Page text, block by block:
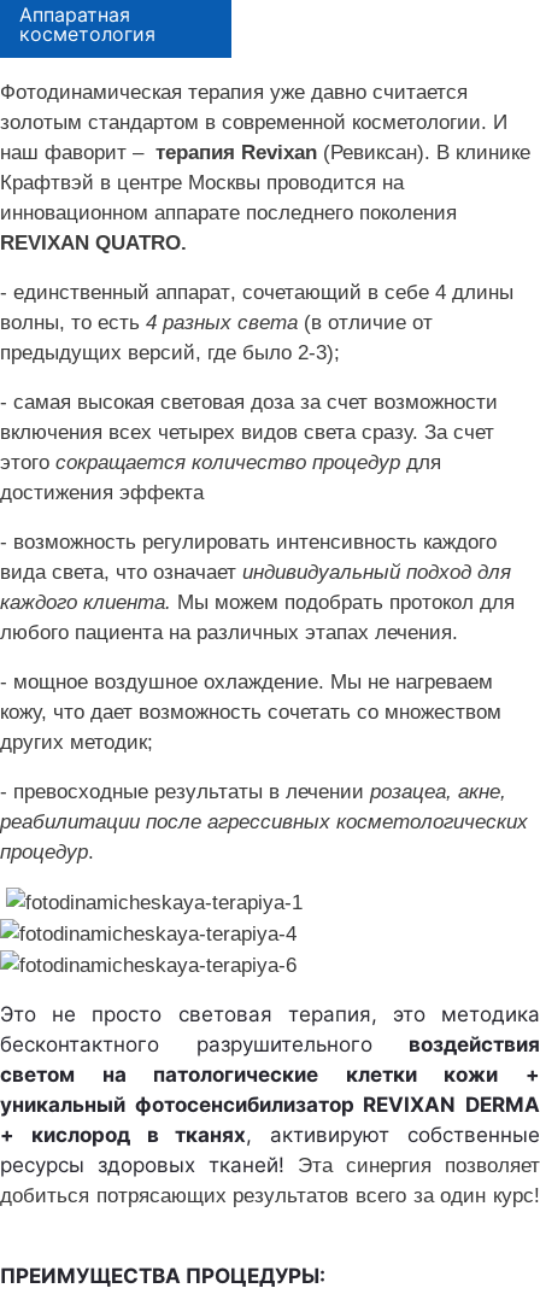
Аппаратная
косметология
Фотодинамическая терапия уже давно считается
золотым стандартом в современной косметологии. И
наш фаворит – терапия Revixan (Ревиксан). В клинике
Крафтвэй в центре Москвы проводится на
инновационном аппарате последнего поколения
REVIXAN QUATRO.
- единственный аппарат, сочетающий в себе 4 длины
волны, то есть 4 разных света (в отличие от
предыдущих версий, где было 2-3);
- самая высокая световая доза за счет возможности
включения всех четырех видов света сразу. За счет
этого сокращается количество процедур для
достижения эффекта
- возможность регулировать интенсивность каждого
вида света, что означает индивидуальный подход для
каждого клиента. Мы можем подобрать протокол для
любого пациента на различных этапах лечения.
- мощное воздушное охлаждение. Мы не нагреваем
кожу, что дает возможность сочетать со множеством
других методик;
- превосходные результаты в лечении розацеа, акне,
реабилитации после агрессивных косметологических
процедур.
Это не просто световая терапия, это методика
бесконтактного разрушительного воздействия
светом на патологические клетки кожи +
уникальный фотосенсибилизатор REVIXAN DERMA
+ кислород в тканях, активируют собственные
ресурсы здоровых тканей! Эта синергия позволяет
добиться потрясающих результатов всего за один курс!
ПРЕИМУЩЕСТВА ПРОЦЕДУРЫ: